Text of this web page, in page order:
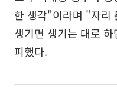
한 생각"이라며 "자리
생기면 생기는 대로
피했다.